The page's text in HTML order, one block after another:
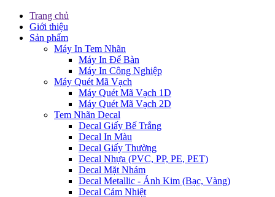
Trang chủ
Giới thiệu
Sản phẩm
Máy In Tem Nhãn
Máy In Để Bàn
Máy In Công Nghiệp
Máy Quét Mã Vạch
Máy Quét Mã Vạch 1D
Máy Quét Mã Vạch 2D
Tem Nhãn Decal
Decal Giấy Bế Trắng
Decal In Màu
Decal Giấy Thường
Decal Nhựa (PVC, PP, PE, PET)
Decal Mặt Nhám
Decal Metallic - Ánh Kim (Bạc, Vàng)
Decal Cảm Nhiệt